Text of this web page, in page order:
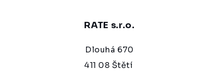
RATE s.r.o.
Dlouhá 670
411 08 Štětí